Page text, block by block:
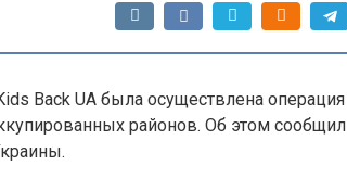
Back UA была осуществлена операция
районов. Об этом сообщил